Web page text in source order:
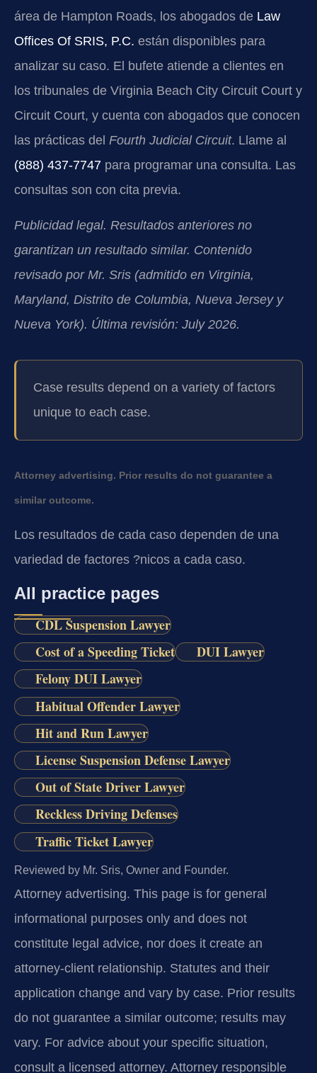
área de Hampton Roads, los abogados de Law
Offices Of SRIS, P.C. están disponibles para
analizar su caso. El bufete atiende a clientes en
los tribunales de Virginia Beach City Circuit Court y
Circuit Court, y cuenta con abogados que conocen
las prácticas del Fourth Judicial Circuit. Llame al
(888) 437-7747 para programar una consulta. Las
consultas son con cita previa.
Publicidad legal. Resultados anteriores no
garantizan un resultado similar. Contenido
revisado por Mr. Sris (admitido en Virginia,
Maryland, Distrito de Columbia, Nueva Jersey y
Nueva York). Última revisión: July 2026.
Case results depend on a variety of factors
unique to each case.
Attorney advertising. Prior results do not guarantee a
similar outcome.
Los resultados de cada caso dependen de una
variedad de factores ?nicos a cada caso.
All practice pages
CDL Suspension Lawyer
Cost of a Speeding Ticket
DUI Lawyer
Felony DUI Lawyer
Habitual Offender Lawyer
Hit and Run Lawyer
License Suspension Defense Lawyer
Out of State Driver Lawyer
Reckless Driving Defenses
Traffic Ticket Lawyer
Reviewed by Mr. Sris, Owner and Founder.
Attorney advertising. This page is for general
informational purposes only and does not
constitute legal advice, nor does it create an
attorney-client relationship. Statutes and their
application change and vary by case. Prior results
do not guarantee a similar outcome; results may
vary. For advice about your specific situation,
consult a licensed attorney. Attorney responsible